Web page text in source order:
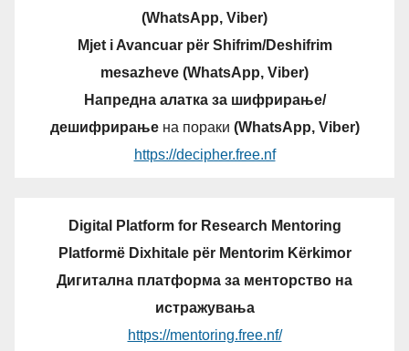
(WhatsApp, Viber)
Mjet i Avancuar për Shifrim/Deshifrim
mesazheve (WhatsApp, Viber)
Напредна алатка за шифрирање/
дешифрирањена пораки (WhatsApp, Viber)
https://decipher.free.nf
Digital Platform for Research Mentoring
Platformë Dixhitale për Mentorim Kërkimor
Дигитална платформа за менторство на
истражувања
https://mentoring.free.nf/